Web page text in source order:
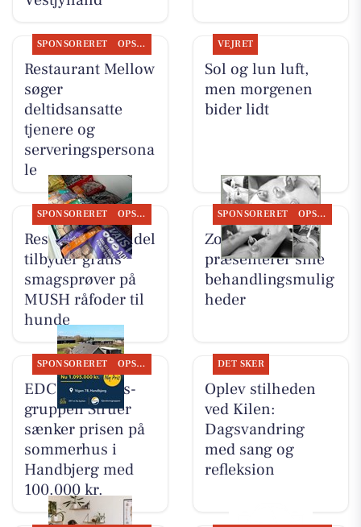
SPONSORERET OPSLAGSTAVLEN
Restaurant Mellow
søger
deltidsansatte
tjenere og
serveringspersona
le
VEJRET
Sol og lun luft,
men morgenen
bider lidt
SPONSORERET OPSLAGSTAVLEN
Resen Landhandel
tilbyder gratis
smagsprøver på
MUSH råfoder til
hunde
SPONSORERET OPSLAGSTAVLEN
Zones By Gitte
præsenterer sine
behandlingsmulig
heder
SPONSORERET OPSLAGSTAVLEN
EDC Ejen­doms­
grup­pen Struer
sænker prisen på
sommerhus i
Handbjerg med
100.000 kr.
DET SKER
Oplev stilheden
ved Kilen:
Dagsvandring
med sang og
refleksion